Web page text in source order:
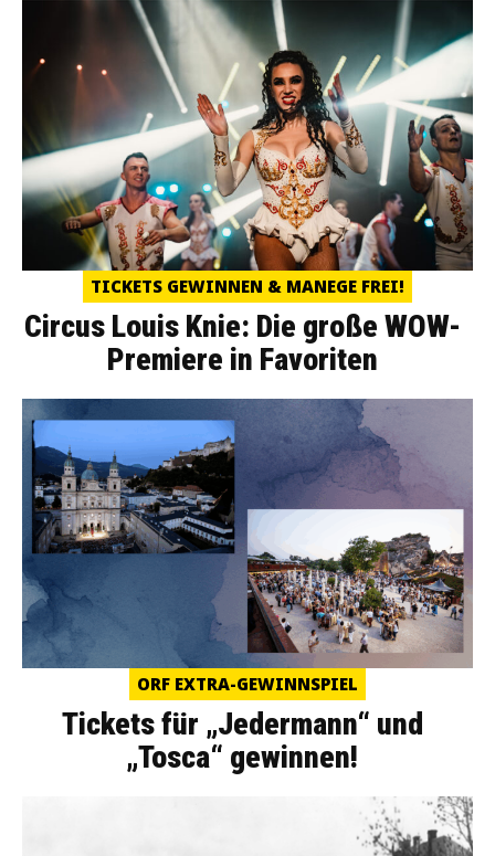
TICKETS GEWINNEN & MANEGE FREI!
Circus Louis Knie: Die große WOW-
Premiere in Favoriten
ORF EXTRA-GEWINNSPIEL
Tickets für „Jedermann“ und
„Tosca“ gewinnen!